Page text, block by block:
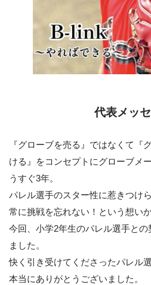
代表メッ
『グローブを売る』ではなくて『
ける』をコンセプトにグローブメ
うすぐ3年。
パレル選手のスター性に惹きつけ
常に挑戦を忘れない！という想い
今回、小学2年生のパレル選手と
ました。
快く引き受けてくださったパレル
本当にありがとうございました。